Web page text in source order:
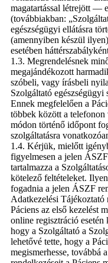
magatartással létrejött —
(továbbiakban:
egészségügyi ellátásra
(amennyiben készül
esetében
1.3. Megrendelésnek
megajándékozott
szóbeli, vagy írásbeli
Szolgáltató egészségügyi
Ennek megfelelően a
többek között a
módon történő időpont
szolgáltatásra
1.4. Kérjük, mielőtt
figyelmesen a jelen
tartalmazza a
kötelező feltételeket.
fogadnia a jelen ÁSZF
Adatkezelési Tájékoztató
Páciens az első kezelést
online regisztráció esetén
hogy a Szolgáltató a
lehetővé tette, hogy a
megismerhesse, továbbá